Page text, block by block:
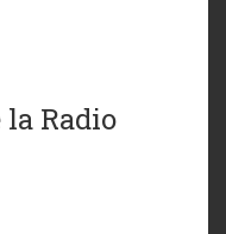
Radio